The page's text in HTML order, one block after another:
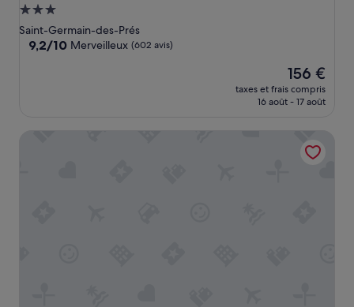
Hébergement
3.0 étoiles
Saint-Germain-des-Prés
9.2
9,2/10 Merveilleux (602 avis)
Le
nouveau
prix
156 €
156 €
taxes et frais compris
16 août - 17 août